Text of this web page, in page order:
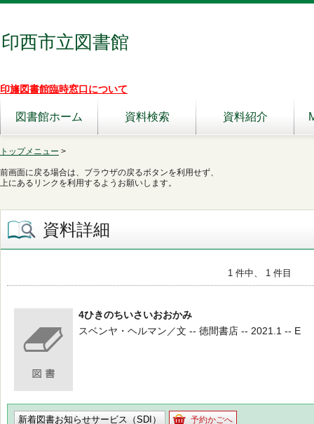
印西市立図書館
印旛図書館臨時窓口について
図書館ホーム 資料検索 資料紹介
トップメニュー >
前画面に戻る場合は、ブラウザの戻るボタンを利用せず、
上にあるリンクを利用するようお願いします。
資料詳細
1 件中、 1 件目
4ひきのちいさいおおかみ
スベンヤ・ヘルマン／文 -- 徳間書店 -- 2021.1 -- E
新着図書お知らせサービス（SDI） 予約かごへ